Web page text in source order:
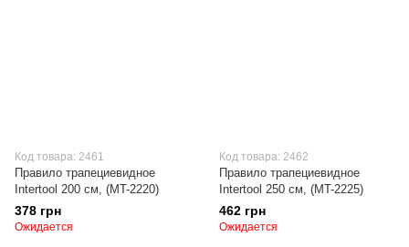
Код товара: 2461
Правило трапециевидное
Intertool 200 см, (MT-2220)
378 грн
Ожидается
Код товара: 2462
Правило трапециевидное
Intertool 250 см, (MT-2225)
462 грн
Ожидается